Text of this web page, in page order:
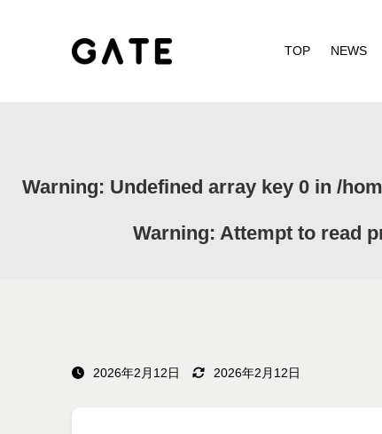
TOP NEWS
Warning: Undefined array key 0 in /
Warning: Attempt to read
2026年2月12日 2026年2月12日